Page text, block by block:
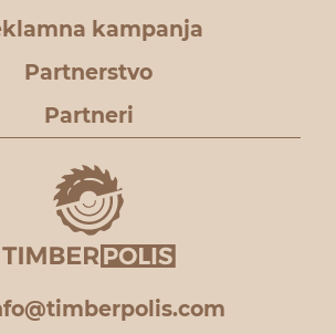
kampanja
Partnerstvo
Partneri